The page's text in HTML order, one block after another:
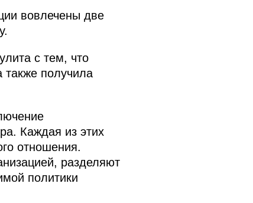
вовлечены две
с тем, что
получила
Каждая из этих
отношения.
разделяют
политики